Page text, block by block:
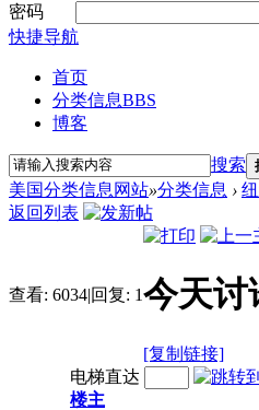
密码
快捷导航
首页
分类信息BBS
博客
搜索
美国分类信息网站»分类信息 ›
返回列表
查看: 6034|回复: 1今天讨
[复制链接]
电梯直达
楼主